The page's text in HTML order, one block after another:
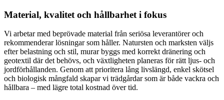
Material, kvalitet och hållbarhet i fokus
Vi arbetar med beprövade material från seriösa leverantörer och
rekommenderar lösningar som håller. Natursten och marksten väljs
efter belastning och stil, murar byggs med korrekt dränering och
geotextil där det behövs, och växtligheten planeras för rätt ljus- och
jordförhållanden. Genom att prioritera lång livslängd, enkel skötsel
och biologisk mångfald skapar vi trädgårdar som är både vackra och
hållbara – med lägre total kostnad över tid.